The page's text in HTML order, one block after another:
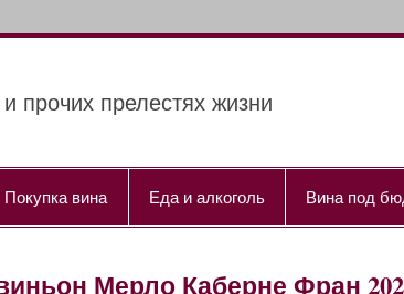
прочих прелестях жизни
Покупка вина Еда и алкоголь Вина под
Мерло Каберне Фран